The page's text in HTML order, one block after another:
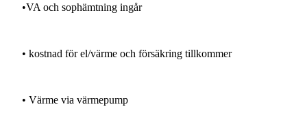
•VA och sophämtning ingår
• kostnad förel/värme och försäkring tillkommer
• Värme via värmepump